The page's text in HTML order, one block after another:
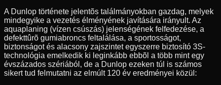
A Dunlop története jelentõs találmányokban gazdag, melyek
mindegyike a vezetés élményének javítására irányult. Az
aquaplaning (vízen csúszás) jelenségének felfedezése, a
defekttûrõ gumiabroncs feltalálása, a sportosságot,
biztonságot és alacsony zajszintet egyszerre biztosító 3S-
technológia emelkedik ki leginkább ebbõl a több mint egy
évszázados szériából, de a Dunlop ezeken túl is számos
sikert tud felmutatni az elmúlt 120 év eredményei közül: